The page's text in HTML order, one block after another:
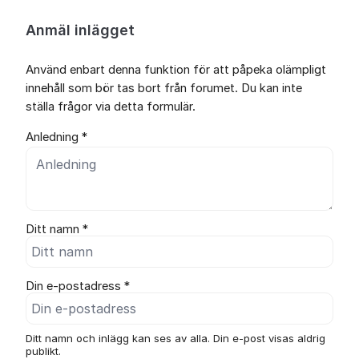
Anmäl inlägget
Använd enbart denna funktion för att påpeka olämpligt
innehåll som bör tas bort från forumet. Du kan inte
ställa frågor via detta formulär.
Anledning *
Ditt namn *
Din e-postadress *
Ditt namn och inlägg kan ses av alla. Din e-post visas aldrig
publikt.